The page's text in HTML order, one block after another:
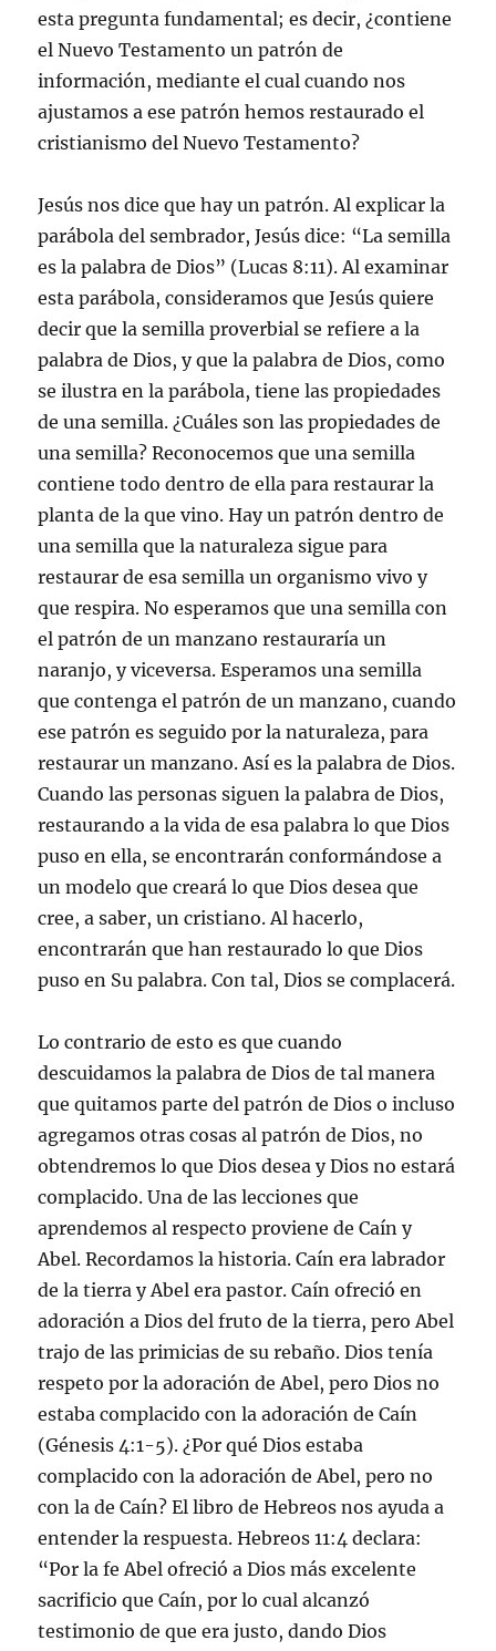
esta pregunta fundamental; es decir, ¿contiene
el Nuevo Testamento un patrón de
información, mediante el cual cuando nos
ajustamos a ese patrón hemos restaurado el
cristianismo del Nuevo Testamento?
Jesús nos dice que hay un patrón. Al explicar la
parábola del sembrador, Jesús dice: “La semilla
es la palabra de Dios” (Lucas 8:11). Al examinar
esta parábola, consideramos que Jesús quiere
decir que la semilla proverbial se refiere a la
palabra de Dios, y que la palabra de Dios, como
se ilustra en la parábola, tiene las propiedades
de una semilla. ¿Cuáles son las propiedades de
una semilla? Reconocemos que una semilla
contiene todo dentro de ella para restaurar la
planta de la que vino. Hay un patrón dentro de
una semilla que la naturaleza sigue para
restaurar de esa semilla un organismo vivo y
que respira. No esperamos que una semilla con
el patrón de un manzano restauraría un
naranjo, y viceversa. Esperamos una semilla
que contenga el patrón de un manzano, cuando
ese patrón es seguido por la naturaleza, para
restaurar un manzano. Así es la palabra de Dios.
Cuando las personas siguen la palabra de Dios,
restaurando a la vida de esa palabra lo que Dios
puso en ella, se encontrarán conformándose a
un modelo que creará lo que Dios desea que
cree, a saber, un cristiano. Al hacerlo,
encontrarán que han restaurado lo que Dios
puso en Su palabra. Con tal, Dios se complacerá.
Lo contrario de esto es que cuando
descuidamos la palabra de Dios de tal manera
que quitamos parte del patrón de Dios o incluso
agregamos otras cosas al patrón de Dios, no
obtendremos lo que Dios desea y Dios no estará
complacido. Una de las lecciones que
aprendemos al respecto proviene de Caín y
Abel. Recordamos la historia. Caín era labrador
de la tierra y Abel era pastor. Caín ofreció en
adoración a Dios del fruto de la tierra, pero Abel
trajo de las primicias de su rebaño. Dios tenía
respeto por la adoración de Abel, pero Dios no
estaba complacido con la adoración de Caín
(Génesis 4:1-5). ¿Por qué Dios estaba
complacido con la adoración de Abel, pero no
con la de Caín? El libro de Hebreos nos ayuda a
entender la respuesta. Hebreos 11:4 declara:
“Por la fe Abel ofreció a Dios más excelente
sacrificio que Caín, por lo cual alcanzó
testimonio de que era justo, dando Dios